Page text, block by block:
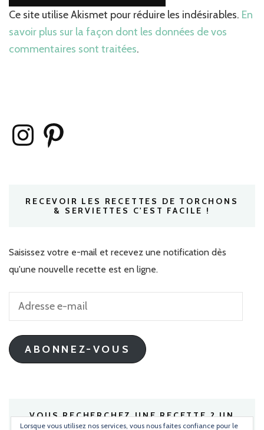
Ce site utilise Akismet pour réduire les indésirables. En
savoir plus sur la façon dont les données de vos
commentaires sont traitées.
InstagramPinterest
RECEVOIR LES RECETTES DE TORCHONS
& SERVIETTES C'EST FACILE !
Saisissez votre e-mail et recevez une notification dès
qu'une nouvelle recette est en ligne.
Adresse
mail
ABONNEZ-VOUS
VOUS RECHERCHEZ UNE RECETTE ? UN
INGRÉDIENT ?
Lorsque vous utilisez nos services, vous nous faites confiance pour le